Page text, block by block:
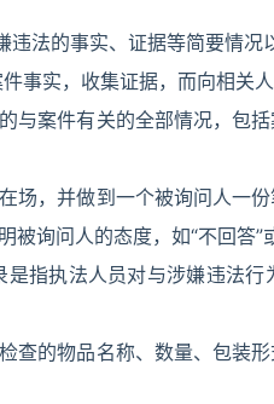
违法的事实、证据等简要情况
事实，收集证据，而向相关
与案件有关的全部情况，包
场，并做到一个被询问人一
询问人的态度，如“不回答”
指执法人员对与涉嫌违法
查的物品名称、数量、包装